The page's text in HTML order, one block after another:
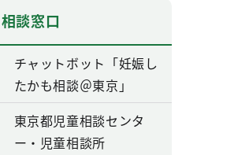
相談窓口
チャットボット「妊娠し
たかも相談＠東京」
東京都児童相談センタ
ー・児童相談所